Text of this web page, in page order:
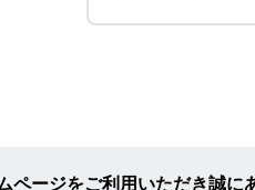
ページをご利用いただき誠に